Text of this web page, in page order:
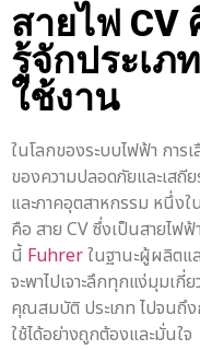
สายไฟ CV
รู้จักประเภ
ใช้งาน
ในโลกของระบบไฟฟ้า การ
ของความปลอดภัยและเสถี
และภาคอุตสาหกรรม หนึ่งใ
คือ สาย CV ซึ่งเป็นสายไฟ
นี้ Fuhrerในฐานะผู้ผลิตแ
จะพาไปเจาะลึกทุกแง่มุมเกี่
คุณสมบัติ ประเภท ไปจนถึง
ใช้ได้อย่างถูกต้องและมั่นใจ